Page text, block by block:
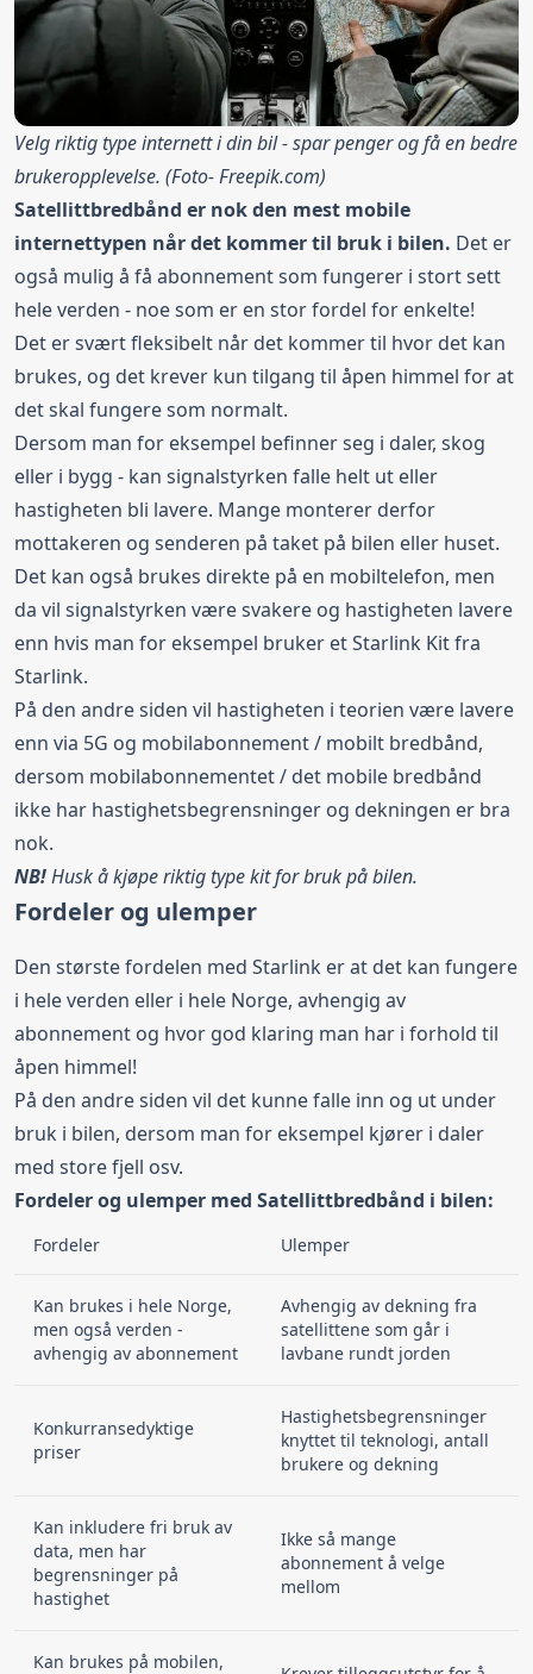
Velg riktig type internett i din bil - spar penger og få en bedre
brukeropplevelse. (Foto-Freepik.com)
Satellittbredbånd er nok den mest mobile
internettypen når det kommer til bruk i bilen. Det er
også mulig å få abonnement som fungerer i stort sett
hele verden - noe som er en stor fordel for enkelte!
Det er svært fleksibelt når det kommer til hvor det kan
brukes, og det krever kun tilgang til åpen himmel for at
det skal fungere som normalt.
Dersom man for eksempel befinner seg i daler, skog
eller i bygg - kan signalstyrken falle helt ut eller
hastigheten bli lavere. Mange monterer derfor
mottakeren og senderen på taket på bilen eller huset.
Det kan også brukes direkte på en mobiltelefon, men
da vil signalstyrken være svakere og hastigheten lavere
enn hvis man for eksempel bruker etStarlink Kitfra
Starlink.
På den andre siden vil hastigheten i teorien være lavere
enn via 5G og mobilabonnement / mobilt bredbånd,
dersom mobilabonnementet / det mobile bredbånd
ikke har hastighetsbegrensninger og dekningen er bra
nok.
NB!Husk å kjøpe riktig type kit for bruk på bilen.
Fordeler og ulemper
Den største fordelen med Starlink er at det kan fungere
i hele verden eller i hele Norge, avhengig av
abonnement og hvor god klaring man har i forhold til
åpen himmel!
På den andre siden vil det kunne falle inn og ut under
bruk i bilen, dersom man for eksempel kjører i daler
med store fjell osv.
Fordeler og ulemper med Satellittbredbånd i bilen:
Fordeler Ulemper
Kan brukes i hele Norge,
men også verden -
avhengig av abonnement
Avhengig av dekning fra
satellittene som går i
lavbane rundt jorden
Konkurransedyktige
priser
Hastighetsbegrensninger
knyttet til teknologi, antall
brukere og dekning
Kan inkludere fri bruk av
data, men har
begrensninger på
hastighet
Ikke så mange
abonnement å velge
mellom
Kan brukes på mobilen,